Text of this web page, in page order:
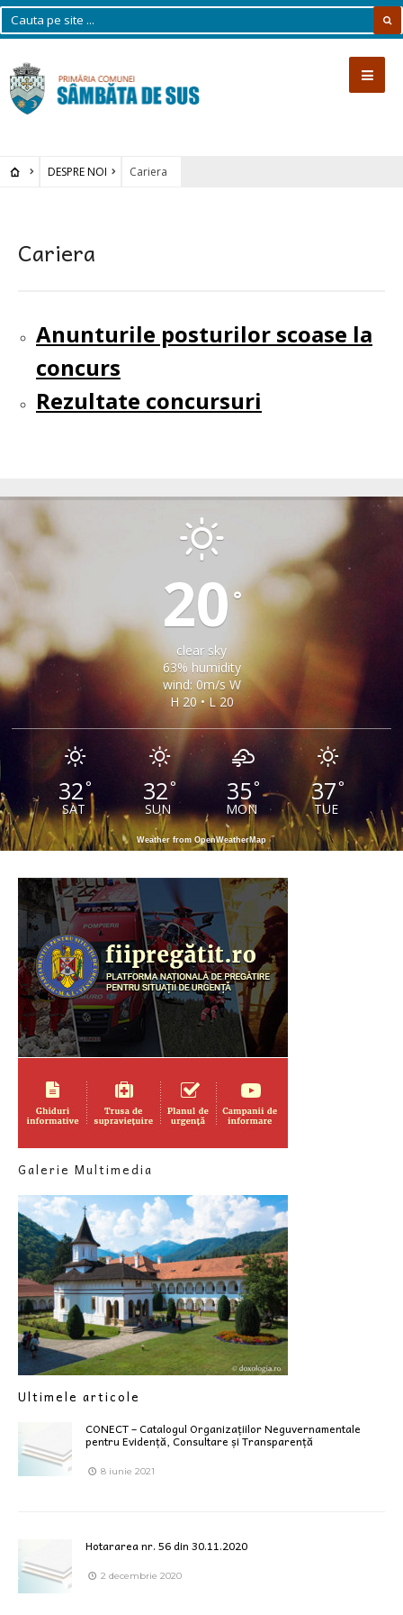
DESPRE NOI Cariera
Cariera
Anunturile posturilor scoase la
concurs
Rezultate concursuri
20 °
clear sky
63% humidity
wind: 0m/s W
H 20 • L 20
32°
SAT
32°
SUN
35°
MON
37°
TUE
Weather from OpenWeatherMap
Galerie Multimedia
Ultimele articole
CONECT – Catalogul Organizațiilor Neguvernamentale
pentru Evidență, Consultare și Transparență
8 iunie 2021
Hotararea nr. 56 din 30.11.2020
2 decembrie 2020